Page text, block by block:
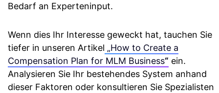
Bedarf an Experteninput.
Wenn dies Ihr Interesse geweckt hat, tauchen Sie
tiefer in unseren Artikel „How to Create a
Compensation Plan for MLM Business“ ein.
Analysieren Sie Ihr bestehendes System anhand
dieser Faktoren oder konsultieren Sie Spezialisten